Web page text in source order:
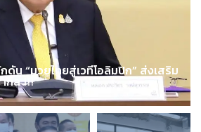
น “มวยไทยสู่เวทีโอลิมปิก” ส่งเสริม
กล !!!